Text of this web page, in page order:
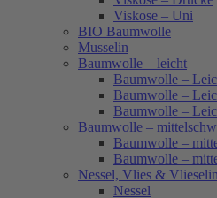
Viskose – Uni
BIO Baumwolle
Musselin
Baumwolle – leicht
Baumwolle –
Baumwolle –
Baumwolle –
Baumwolle –
Baumwolle –
Baumwolle –
Nessel, Vlies &
Nessel